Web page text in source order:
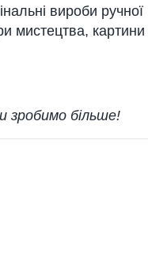
вироби ручної
мистецтва, картини
зробимо більше!